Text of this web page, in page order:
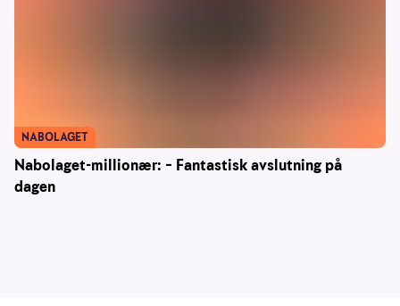
Nabolaget-millionær: – Fantastisk avslutning på
dagen
NABOLAGET